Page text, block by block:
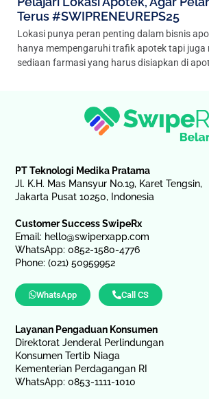
Terus #SWIPRENEUREPS25
Lokasi punya peran penting dalam bisnis
hanya mempengaruhi trafik apotek tapi
sediaan farmasi yang harus disiapkan di
PT Teknologi Medika Pratama
Jl. K.H. Mas Mansyur No.19, Karet Tengsin,
Jakarta Pusat 10250, Indonesia
Customer Success SwipeRx
Email: hello@swiperxapp.com
WhatsApp: 0852-1580-4776
Phone: (021) 50959952
WhatsApp Call CS
Layanan Pengaduan Konsumen
Direktorat Jenderal Perlindungan
Konsumen Tertib Niaga
Kementerian Perdagangan RI
WhatsApp: 0853-1111-1010